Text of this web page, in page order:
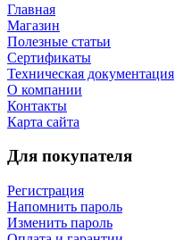
Главная
Магазин
Полезные статьи
Сертификаты
Техническая документация
О компании
Контакты
Карта сайта
Для покупателя
Регистрация
Напомнить пароль
Изменить пароль